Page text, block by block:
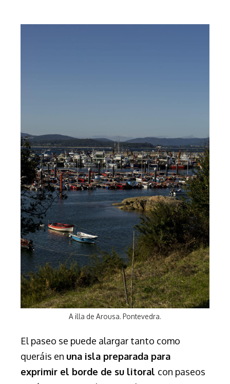
A illa de Arousa. Pontevedra.
El paseo se puede alargar tanto como
queráis en una isla preparada para
exprimir el borde de su litoral con paseos